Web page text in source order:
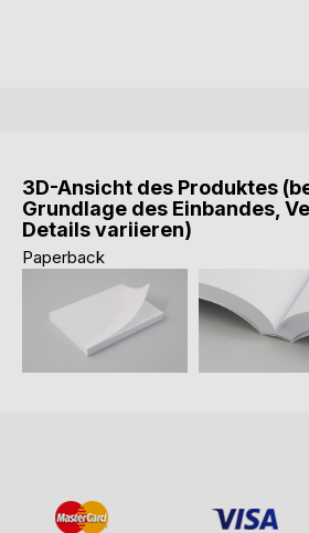
3D-Ansicht des Produktes
Grundlage des Einbandes,
Details variieren)
Paperback